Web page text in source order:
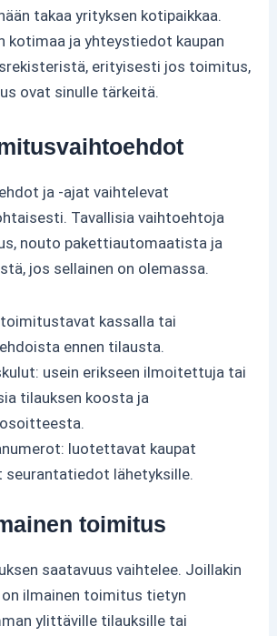
takaa yrityksen kotipaikkaa.
kotimaa ja yhteystiedot kaupan
erityisesti jos toimitus,
ovat sinulle tärkeitä.
ja -ajat vaihtelevat
Tavallisia vaihtoehtoja
nouto pakettiautomaatista ja
jos sellainen on olemassa.
kassalla tai
ennen tilausta.
usein erikseen ilmoitettuja tai
tilauksen koosta ja
luotettavat kaupat
seurantatiedot lähetyksille.
toimitus
saatavuus vaihtelee. Joillakin
on ilmainen toimitus tietyn
ylittäville tilauksille tai